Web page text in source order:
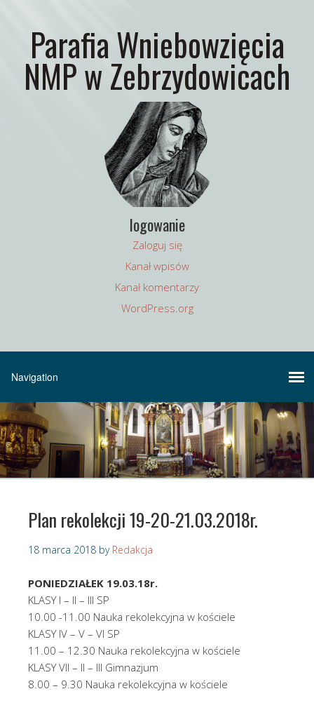
Parafia Wniebowzięcia
NMP w Zebrzydowicach
logowanie
Zaloguj się
Kanał wpisów
Kanał komentarzy
WordPress.org
Plan rekolekcji 19-20-21.03.2018r.
18 marca 2018 by Redakcja
PONIEDZIAŁEK 19.03.18r.
KLASY I – II – III SP
10.00 -11.00 Nauka rekolekcyjna w kościele
KLASY IV – V – VI SP
11.00 – 12.30 Nauka rekolekcyjna w kościele
KLASY VII – II – III Gimnazjum
8.00 – 9.30 Nauka rekolekcyjna w kościele